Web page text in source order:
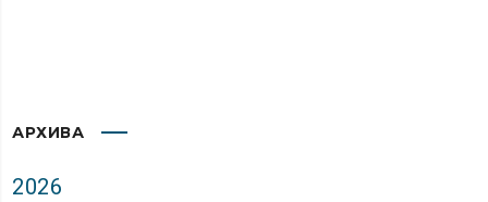
АРХИВА
2026